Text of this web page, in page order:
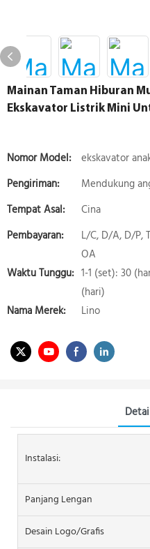
Mainan Taman Hiburan
Ekskavator Listrik Mini
Nomor Model: ekskavator
Pengiriman:
Mendukung
Tempat Asal:
Cina
Pembayaran:
L/C, D/A, D/P,
OA
Waktu Tunggu: 1-1 (set): 30
(hari)
Nama Merek:
Lino
Instalasi:
Panjang Lengan
Desain Logo/grafis